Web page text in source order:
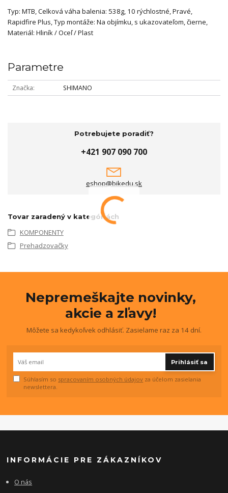
Typ: MTB, Celková váha balenia: 538g, 10 rýchlostné, Pravé,
Rapidfire Plus, Typ montáže: Na objímku, s ukazovateľom, čierne,
Materiál: Hliník / Oceľ / Plast
Parametre
Značka SHIMANO
Potrebujete poradiť?
+421 907 090 700
eshop@bikedu.sk
Tovar zaradený v kategóriách
KOMPONENTY
Prehadzovačky
Nepremeškajte novinky,
akcie a zľavy!
Môžete sa kedykoľvek odhlásiť. Zasielame raz za 14 dní.
Prihlásiť sa
Súhlasím so spracovaním osobných údajov za účelom zasielania
newslettera.
INFORMÁCIE PRE ZÁKAZNÍKOV
O nás